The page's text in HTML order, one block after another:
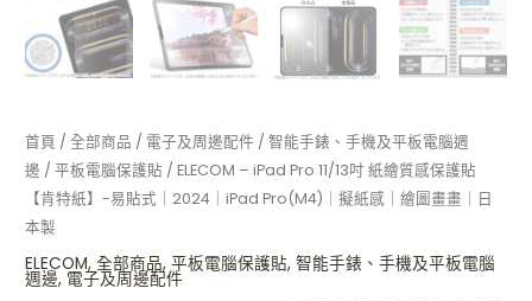
首頁 /全部商品 / 電子及周邊配件 /智能手錶、手機及平板電腦週
邊 /平板電腦保護貼 / ELECOM – iPad Pro 11/13吋 紙繪質感保護貼
【肯特紙】-易貼式｜2024｜iPad Pro(M4)｜擬紙感｜繪圖畫畫｜日
本製
ELECOM,全部商品,平板電腦保護貼,智能手錶、手機及平板電腦
週邊, 電子及周邊配件
Pro(M4)
｜
擬
感
｜
繪
圖
畫